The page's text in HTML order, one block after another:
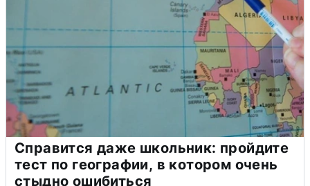
Справится даже школьник: пройдите
тест по географии, в котором очень
стыдно ошибиться